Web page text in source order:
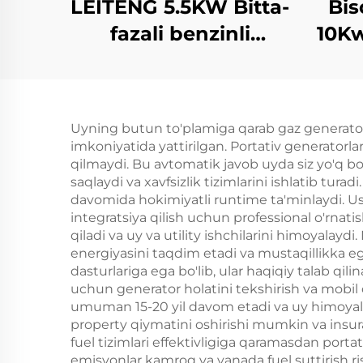
LEITENG 5.5KW Bitta-
fazali benzinli
namunaviy quvvati
380V namunalardagi
voltaj Qayta ishga
tushirish
Uyning butun to'plamiga qarab gaz
imkoniyatida yattirilgan. Portativ
qilmaydi. Bu avtomatik javob uyda siz yo'q
saqlaydi va xavfsizlik tizimlarini ishlatib
davomida hokimiyatli runtime ta'minlaydi.
integratsiya qilish uchun professional
qiladi va uy va utility ishchilarini
energiyasini taqdim etadi va mustaqillikka
dasturlariga ega bo'lib, ular haqiqiy talab
uchun generator holatini tekshirish va
umuman 15-20 yil davom etadi va uy
property qiymatini oshirishi mumkin va
fuel tizimlari effektivligiga qaramasdan